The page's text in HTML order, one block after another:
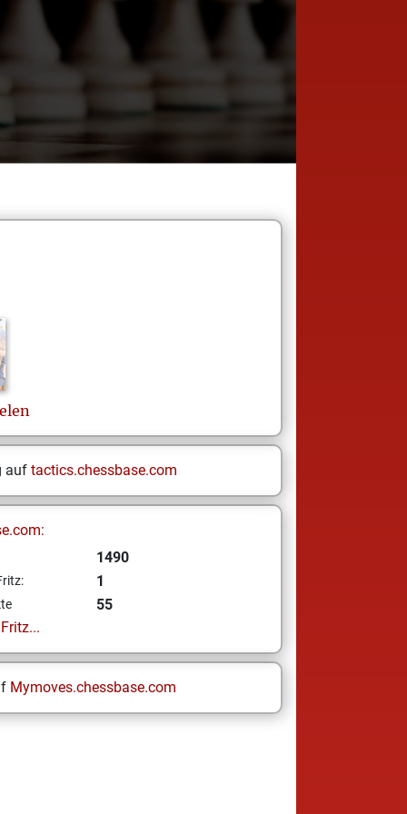
auf tactics.chessbase.com
1490
1
55
Mymoves.chessbase.com